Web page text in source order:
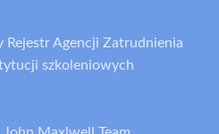
Agencji Zatrudnienia
szkoleniowych